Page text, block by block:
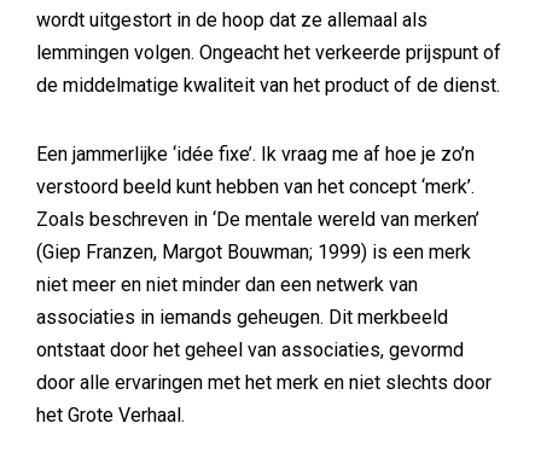
wordt uitgestort in de hoop dat ze allemaal als
lemmingen volgen. Ongeacht het verkeerde prijspunt of
de middelmatige kwaliteit van het product of de dienst.
Een jammerlijke ‘idée fixe’. Ik vraag me af hoe je zo’n
verstoord beeld kunt hebben van het concept ‘merk’.
Zoals beschreven in ‘De mentale wereld van merken’
(Giep Franzen, Margot Bouwman; 1999) is een merk
niet meer en niet minder dan een netwerk van
associaties in iemands geheugen. Dit merkbeeld
ontstaat door het geheel van associaties, gevormd
door alle ervaringen met het merk en niet slechts door
het Grote Verhaal.